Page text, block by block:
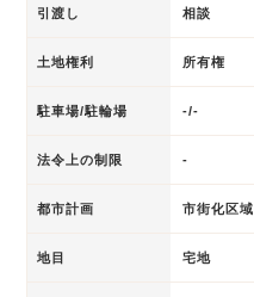
引渡し 相談
土地権利 所有権
駐車場/駐輪場 -/-
法令上の制限 -
都市計画 市街化区域
地目 宅地